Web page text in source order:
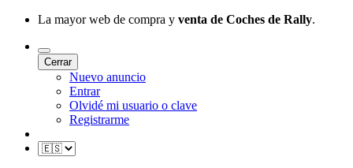
La mayor web de compra y venta de Coches de Rally.
Cerrar
Nuevo anuncio
Entrar
Olvidé mi usuario o clave
Registrarme